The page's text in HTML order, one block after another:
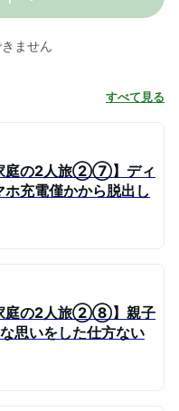
ません
すべて見る
家庭の2人旅②⑦】ディ
ホ充電僅かから脱出し
家庭の2人旅②⑧】親子
思いをした仕方ない